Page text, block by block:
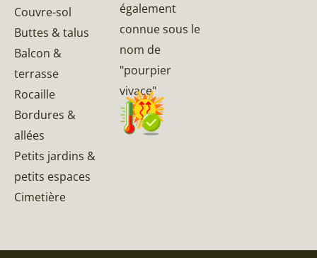
Couvre-sol
Buttes & talus
Balcon &
terrasse
Rocaille
Bordures &
allées
Petits jardins &
petits espaces
Cimetière
également
connue sous le
nom de
"pourpier
vivace"